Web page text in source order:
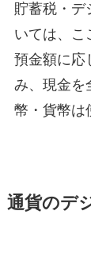
貯蓄税・デ
いては、こ
預金額に応
み、現金を
幣・貨幣は
通貨のデ